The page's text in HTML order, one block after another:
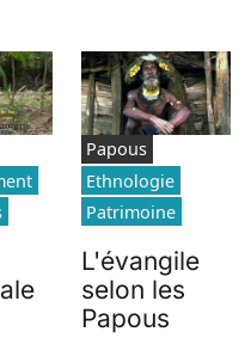
Papous
Ethnologie
Patrimoine
L'évangile
selon les
Papous